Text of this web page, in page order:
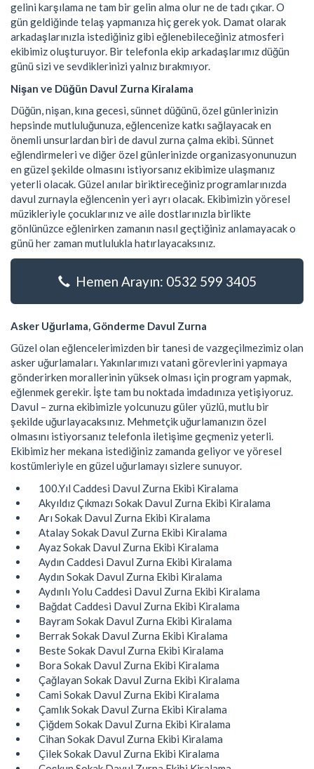
gelini karşılama ne tam bir gelin alma olur ne de tadı çıkar. O
gün geldiğinde telaş yapmanıza hiç gerek yok. Damat olarak
arkadaşlarınızla istediğiniz gibi eğlenebileceğiniz atmosferi
ekibimiz oluşturuyor. Bir telefonla ekip arkadaşlarımız düğün
günü sizi ve sevdiklerinizi yalnız bırakmıyor.
Nişan ve Düğün Davul Zurna Kiralama
Düğün, nişan, kına gecesi, sünnet düğünü, özel günlerinizin
hepsinde mutluluğunuza, eğlencenize katkı sağlayacak en
önemli unsurlardan biri de davul zurna çalma ekibi. Sünnet
eğlendirmeleri ve diğer özel günlerinizde organizasyonunuzun
en güzel şekilde olmasını istiyorsanız ekibimize ulaşmanız
yeterli olacak. Güzel anılar biriktireceğiniz programlarınızda
davul zurnayla eğlencenin yeri ayrı olacak. Ekibimizin yöresel
müzikleriyle çocuklarınız ve aile dostlarınızla birlikte
gönlünüzce eğlenirken zamanın nasıl geçtiğiniz anlamayacak o
günü her zaman mutlulukla hatırlayacaksınız.
Hemen Arayın: 0532 599 3405
Asker Uğurlama, Gönderme Davul Zurna
Güzel olan eğlencelerimizden bir tanesi de vazgeçilmezimiz olan
asker uğurlamaları. Yakınlarımızı vatani görevlerini yapmaya
gönderirken morallerinin yüksek olması için program yapmak,
eğlenmek gerekir. İşte tam bu noktada imdadınıza yetişiyoruz.
Davul – zurna ekibimizle yolcunuzu güler yüzlü, mutlu bir
şekilde uğurlayacaksınız. Mehmetçik uğurlamanızın özel
olmasını istiyorsanız telefonla iletişime geçmeniz yeterli.
Ekibimiz her mekana istediğiniz zamanda geliyor ve yöresel
kostümleriyle en güzel uğurlamayı sizlere sunuyor.
100.Yıl Caddesi Davul Zurna Ekibi Kiralama
Akyıldız Çıkmazı Sokak Davul Zurna Ekibi Kiralama
Arı Sokak Davul Zurna Ekibi Kiralama
Atalay Sokak Davul Zurna Ekibi Kiralama
Ayaz Sokak Davul Zurna Ekibi Kiralama
Aydın Caddesi Davul Zurna Ekibi Kiralama
Aydın Sokak Davul Zurna Ekibi Kiralama
Aydınlı Yolu Caddesi Davul Zurna Ekibi Kiralama
Bağdat Caddesi Davul Zurna Ekibi Kiralama
Bayram Sokak Davul Zurna Ekibi Kiralama
Berrak Sokak Davul Zurna Ekibi Kiralama
Beste Sokak Davul Zurna Ekibi Kiralama
Bora Sokak Davul Zurna Ekibi Kiralama
Çağlayan Sokak Davul Zurna Ekibi Kiralama
Cami Sokak Davul Zurna Ekibi Kiralama
Çamlık Sokak Davul Zurna Ekibi Kiralama
Çiğdem Sokak Davul Zurna Ekibi Kiralama
Cihan Sokak Davul Zurna Ekibi Kiralama
Çilek Sokak Davul Zurna Ekibi Kiralama